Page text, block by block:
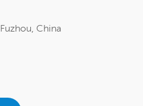
Fuzhou, China